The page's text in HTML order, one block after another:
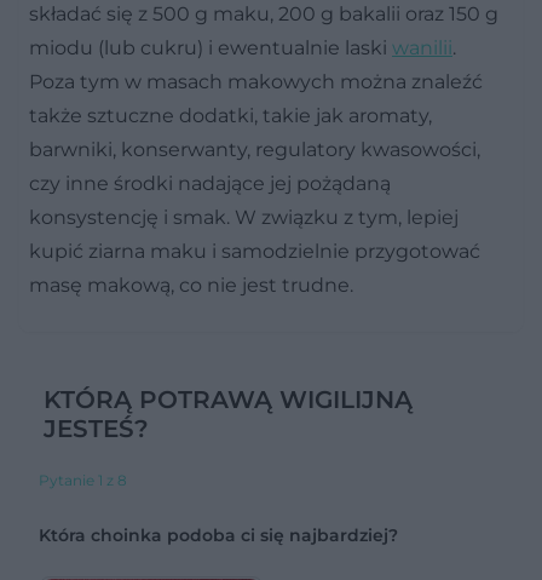
składać się z 500 g maku, 200 g bakalii oraz 150 g
miodu (lub cukru) i ewentualnie laski wanilii.
Poza tym w masach makowych można znaleźć
także sztuczne dodatki, takie jak aromaty,
barwniki, konserwanty, regulatory kwasowości,
czy inne środki nadające jej pożądaną
konsystencję i smak. W związku z tym, lepiej
kupić ziarna maku i samodzielnie przygotować
masę makową, co nie jest trudne.
KTÓRĄ POTRAWĄ WIGILIJNĄ
JESTEŚ?
Pytanie 1 z 8
Która choinka podoba ci się najbardziej?